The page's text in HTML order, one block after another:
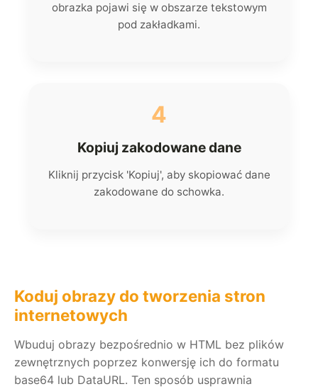
obrazka pojawi się w obszarze tekstowym
pod zakładkami.
4
Kopiuj zakodowane dane
Kliknij przycisk 'Kopiuj', aby skopiować dane
zakodowane do schowka.
Koduj obrazy do tworzenia stron
internetowych
Wbuduj obrazy bezpośrednio w HTML bez plików
zewnętrznych poprzez konwersję ich do formatu
base64 lub DataURL. Ten sposób usprawnia